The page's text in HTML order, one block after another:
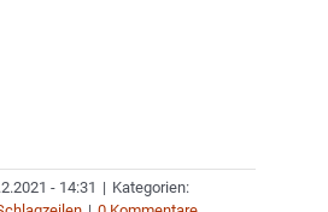
- 14:31 | Kategorien: